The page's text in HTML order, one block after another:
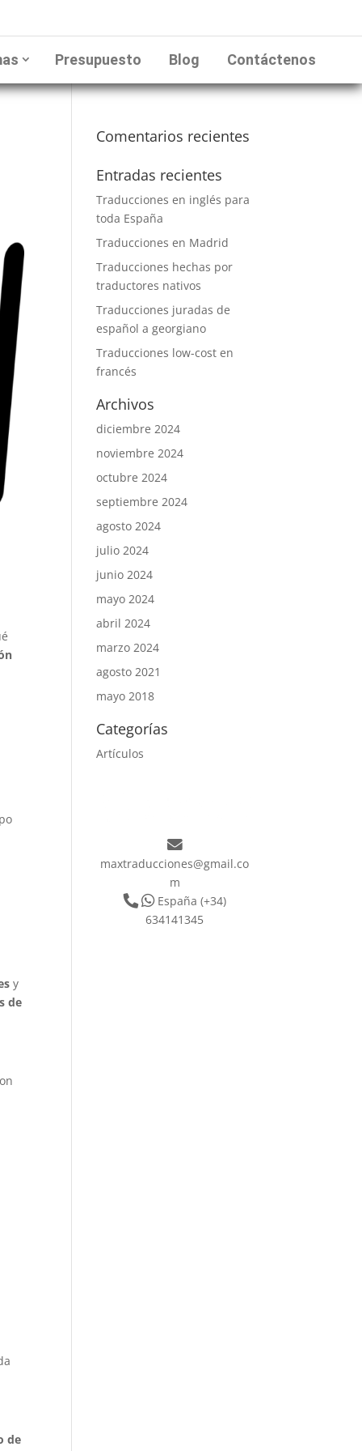
Presupuesto Blog Contáctenos
y
de
de
Comentarios recientes
Entradas recientes
Traducciones en inglés para
toda España
Traducciones en Madrid
Traducciones hechas por
traductores nativos
Traducciones juradas de
español a georgiano
Traducciones low-cost en
francés
Archivos
diciembre 2024
noviembre 2024
octubre 2024
septiembre 2024
agosto 2024
julio 2024
junio 2024
mayo 2024
abril 2024
marzo 2024
agosto 2021
mayo 2018
Categorías
Artículos
maxtraducciones@gmail.co
m
España(+34)
634141345